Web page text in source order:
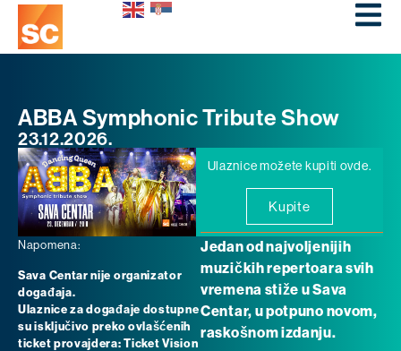
ABBA Symphonic Tribute Show
23.12.2026.
Ulaznice možete kupiti ovde.
Kupite
Napomena:
Sava Centar nije organizator
događaja.
Ulaznice za događaje dostupne
su isključivo preko ovlašćenih
ticket provajdera: Ticket Vision
Jedan od najvoljenijih
muzičkih repertoara svih
vremena stiže u Sava
Centar, u potpuno novom,
raskošnom izdanju.